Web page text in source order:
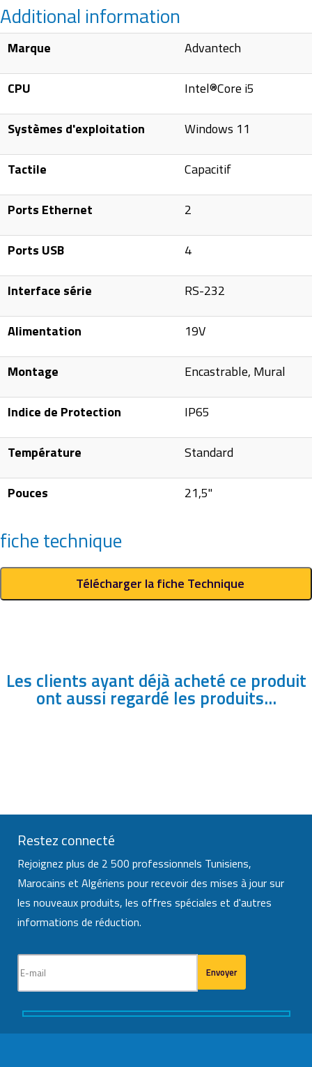
Additional information
Marque Advantech
CPU Intel®Core i5
Systèmes d'exploitation Windows 11
Tactile Capacitif
Ports Ethernet 2
Ports USB 4
Interface série RS-232
Alimentation 19V
Montage Encastrable, Mural
Indice de Protection IP65
Température Standard
Pouces 21,5"
fiche technique
Télécharger la fiche Technique
Les clients ayant déjà acheté ce produit
ont aussi regardé les produits...
Restez connecté
Rejoignez plus de 2 500 professionnels Tunisiens,
Marocains et Algériens pour recevoir des mises à jour sur
les nouveaux produits, les offres spéciales et d'autres
informations de réduction.